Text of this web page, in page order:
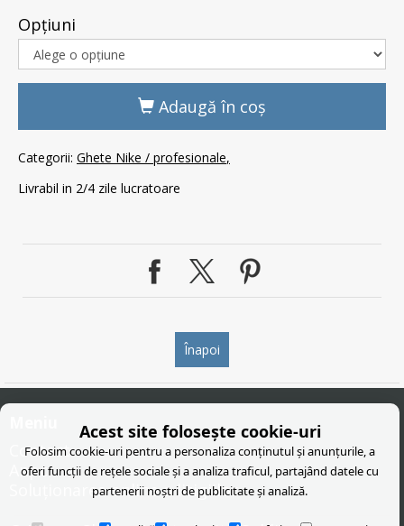
Opţiuni
Adaugă în coş
Categorii: Ghete Nike / profesionale
Livrabil in 2/4 zile lucratoare
Înapoi
Contact
Anpc
Soluționarea online a litigiilor
Acest site folosește cookie-uri
Folosim cookie-uri pentru a personaliza conținutul și anunțurile, a
oferi funcții de rețele sociale și a analiza traficul, partajând datele cu
partenerii noștri de publicitate și analiză.